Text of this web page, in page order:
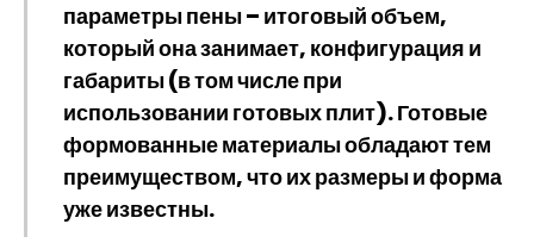
параметрыпены – итоговый объем,
который она занимает, конфигурация и
габариты (в том числе при
использовании готовых плит). Готовые
формованные материалы обладают тем
преимуществом, что их размеры и форма
уже известны.